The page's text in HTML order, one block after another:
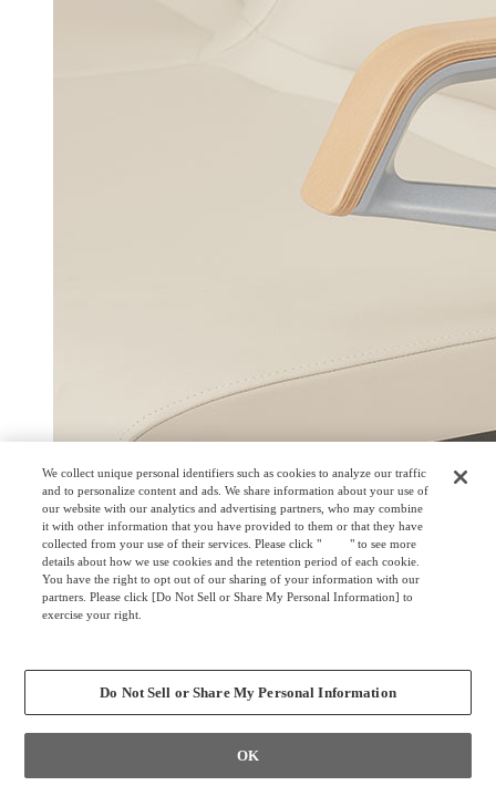
肘は温かみのある肘木付です。
We collect unique personal identifiers such as cookies to analyze our traffic
and to personalize content and ads. We share information about your use of
our website with our analytics and advertising partners, who may combine
it with other information that you have provided to them or that they have
collected from your use of their services. Please click "
here" to see more
details about how we use cookies and the retention period of each cookie.
You have the right to opt out of our sharing of your information with our
partners. Please click [Do Not Sell or Share My Personal Information] to
exercise your right.
Do Not Sell or Share My Personal Information
OK